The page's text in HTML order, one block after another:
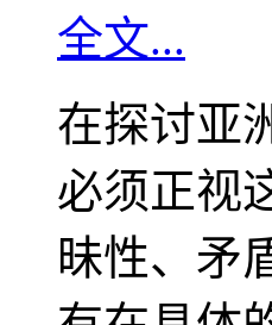
全文...
在探讨亚
必须正视
昧性、矛